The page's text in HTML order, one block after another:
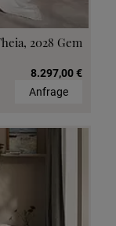
2028 Gem
8.297,00 €
Anfrage